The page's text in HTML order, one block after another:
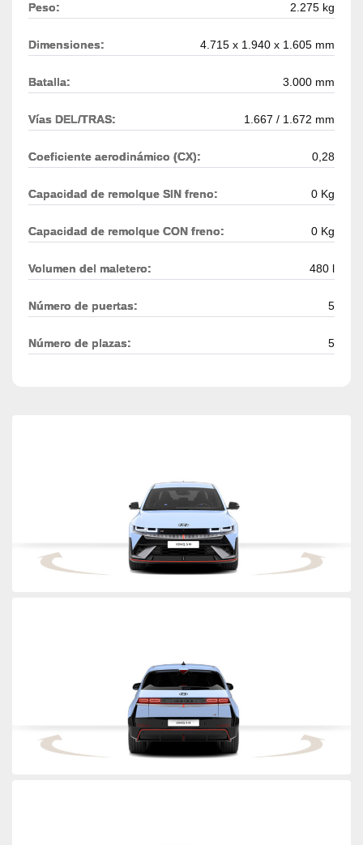
Peso: 2.275 kg
Dimensiones: 4.715 x 1.940 x 1.605 mm
Batalla: 3.000 mm
Vías DEL/TRAS: 1.667 / 1.672 mm
Coeficiente aerodinámico (CX): 0,28
Capacidad de remolque SIN freno: 0 Kg
Capacidad de remolque CON freno: 0 Kg
Volumen del maletero: 480 l
Número de puertas: 5
Número de plazas: 5